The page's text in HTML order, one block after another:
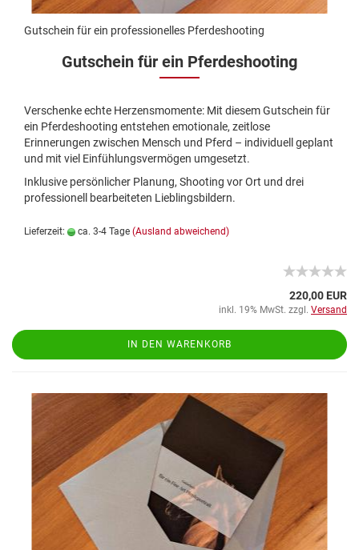
Gutschein für ein professionelles Pferdeshooting
Gutschein für ein Pferdeshooting
Verschenke echte Herzensmomente: Mit diesem Gutschein für
ein Pferdeshooting entstehen emotionale, zeitlose
Erinnerungen zwischen Mensch und Pferd – individuell geplant
und mit viel Einfühlungsvermögen umgesetzt.
Inklusive persönlicher Planung, Shooting vor Ort und drei
professionell bearbeiteten Lieblingsbildern.
Lieferzeit: ca. 3-4 Tage (Ausland abweichend)
220,00 EUR
inkl. 19% MwSt. zzgl. Versand
IN DEN WARENKORB